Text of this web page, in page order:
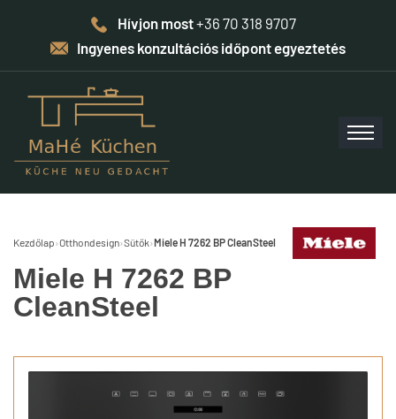
Hívjon most+36 70 318 9707
Ingyenes konzultációs időpont egyeztetés
Kezdőlap›Otthondesign›Sütők›Miele H 7262 BP CleanSteel
Miele H 7262 BP
CleanSteel